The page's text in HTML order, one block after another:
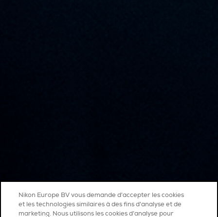
Nikon Europe BV vous demande d'accepter les cookies
et les technologies similaires à des fins d'analyse et de
marketing. Nous utilisons les cookies d’analyse pour